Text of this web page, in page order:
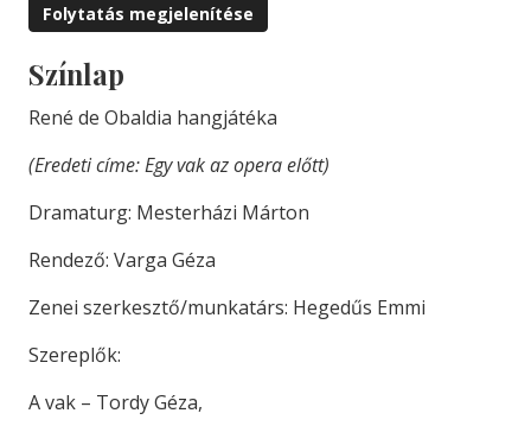
Folytatás megjelenítése
Színlap
René de Obaldia hangjátéka
(Eredeti címe: Egy vak az opera előtt)
Dramaturg: Mesterházi Márton
Rendező: Varga Géza
Zenei szerkesztő/munkatárs: Hegedűs Emmi
Szereplők:
A vak – Tordy Géza,